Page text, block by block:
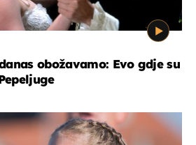
obožavamo: Evo gdje su